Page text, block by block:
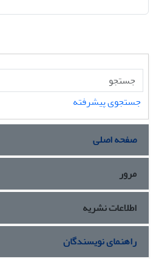
جستجوی پیشرفته
صفحه اصلی
مرور
اطلاعات نشریه
راهنمای نویسندگان